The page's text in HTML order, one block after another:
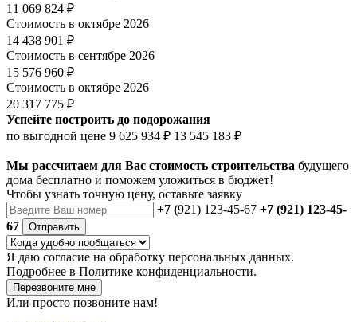
11 069 824 ₽
Стоимость в октябре 2026
14 438 901 ₽
Стоимость в сентябре 2026
15 576 960 ₽
Стоимость в октябре 2026
20 317 775 ₽
Успейте построить до подорожания
по выгодной цене 9 625 934 ₽ 13 545 183 ₽
Мы рассчитаем для Вас стоимость строительства будущего
дома бесплатно и поможем уложиться в бюджет!
Чтобы узнать точную цену, оставьте заявку
+7 (921) 123-45-67 +7 (921) 123-45-
67
Отправить
Я даю согласие на обработку персональных данных.
Подробнее в Политике конфиденциальности.
Перезвоните мне
Или просто позвоните нам!